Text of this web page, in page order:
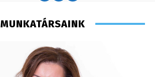
MUNKATÁRSAINK